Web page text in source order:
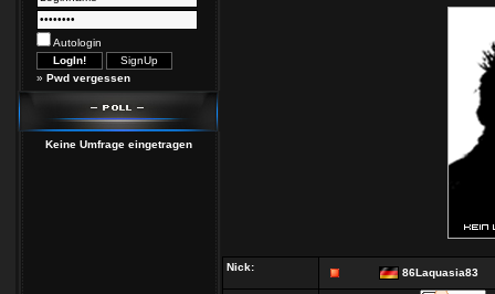
Autologin
» Pwd vergessen
Keine Umfrage eingetragen
Nick: 86Laquasia83